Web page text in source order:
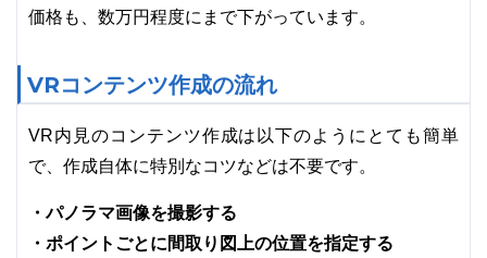
価格も、数万円程度にまで下がっています。
VRコンテンツ作成の流れ
VR内見のコンテンツ作成は以下のようにとても簡単
で、作成自体に特別なコツなどは不要です。
・パノラマ画像を撮影する
・ポイントごとに間取り図上の位置を指定する